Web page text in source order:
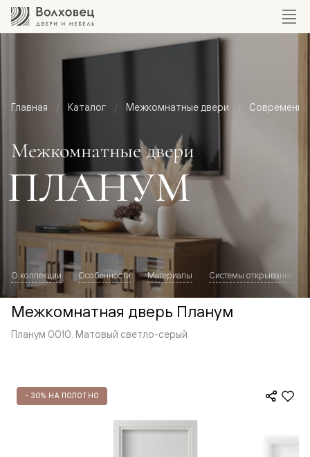
Главная Каталог Межкомнатные двери
Межкомнатные двери
ПЛАНУМ
О коллекции Особенности Материалы Системы открывания
Межкомнатная дверь Планум
Планум 0010. Матовый светло-серый
- 30% НА ПОЛОТНО